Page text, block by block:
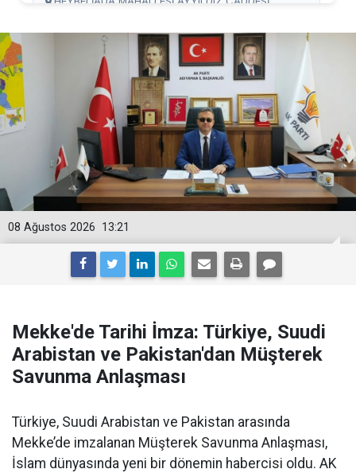
13:21
08 Ağustos 2026
Mekke'de Tarihi İmza: Türkiye, Suudi
Arabistan ve Pakistan'dan Müşterek
Savunma Anlaşması
Türkiye, Suudi Arabistan ve Pakistan arasında
Mekke’de imzalanan Müşterek Savunma Anlaşması,
İslam dünyasında yeni bir dönemin habercisi oldu. AK